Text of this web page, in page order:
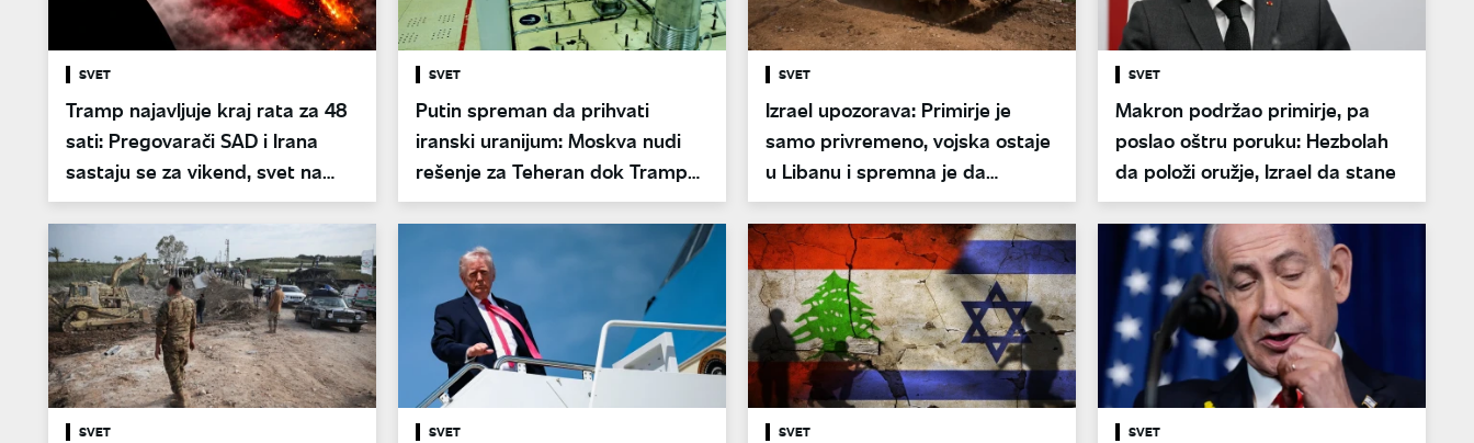
SVET
Tramp najavljuje kraj rata za 48
sati: Pregovarači SAD i Irana
sastaju se za vikend, svet na
korak do mira
SVET
Putin spreman da prihvati
iranski uranijum: Moskva nudi
rešenje za Teheran dok Tramp
uvodi primirje
SVET
Izrael upozorava: Primirje je
samo privremeno, vojska ostaje
u Libanu i spremna je da
upotrebi silu
SVET
Makron podržao primirje, pa
poslao oštru poruku: Hezbolah
da položi oružje, Izrael da stane
SVET SVET SVET SVET